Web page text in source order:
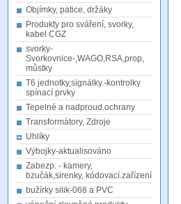
Objímky, patice, držáky
Produkty pro sváření, svorky,
kabel CGZ
svorky-
Svorkovnice-,WAGO,RSA,prop,
můstky
T6 jednotky,signálky.-kontrolky
spínací prvky
Tepelné a nadproud.ochrany
Transformátory, Zdroje
Uhlíky
Výbojky-aktualisováno
Zabezp. - kamery,
bzučák,sirenky, kódovací.zařízení
bužírky silik-068 a PVC